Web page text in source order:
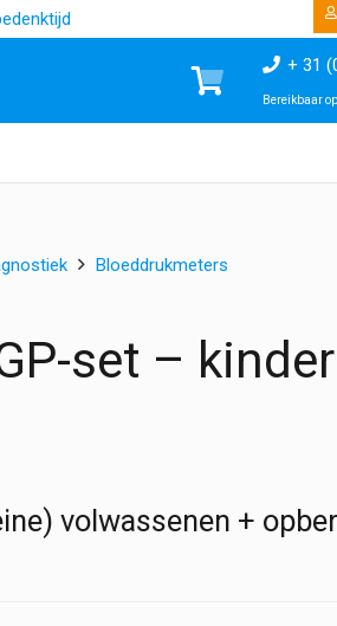
+ 31
Bereikbaar
Bloeddrukmeters
set –
volwassenen +